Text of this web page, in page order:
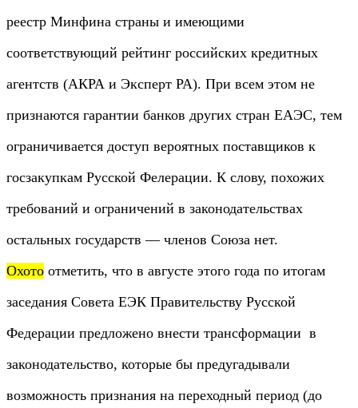
реестр Минфина страны и имеющими
соответствующий рейтинг российских кредитных
агентств (АКРА и Эксперт РА). При всем этом не
признаются гарантии банков других стран ЕАЭС, тем
ограничивается доступ вероятных поставщиков к
госзакупкам Русской Фелерации. К слову, похожих
требований и ограничений в законодательствах
остальных государств — членов Союза нет.
Охото отметить, что в августе этого года по итогам
заседания Совета ЕЭК Правительству Русской
Федерации предложено внести трансформации в
законодательство, которые бы предугадывали
возможность признания на переходный период (до